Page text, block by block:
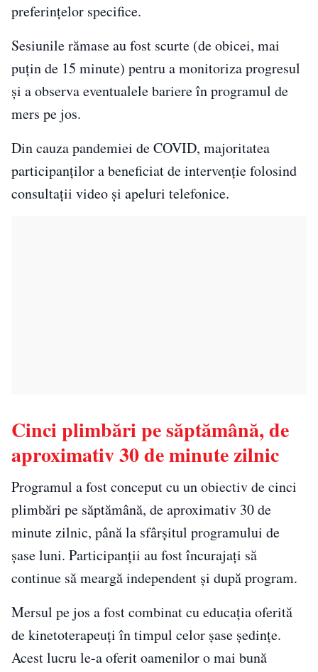
preferințelor specifice.
Sesiunile rămase au fost scurte (de obicei, mai
puțin de 15 minute) pentru a monitoriza progresul
și a observa eventualele bariere în programul de
mers pe jos.
Din cauza pandemiei de COVID, majoritatea
participanților a beneficiat de intervenție folosind
consultații video și apeluri telefonice.
Cinci plimbări pe săptămână, de
aproximativ 30 de minute zilnic
Programul a fost conceput cu un obiectiv de cinci
plimbări pe săptămână, de aproximativ 30 de
minute zilnic, până la sfârșitul programului de
șase luni. Participanții au fost încurajați să
continue să meargă independent și după program.
Mersul pe jos a fost combinat cu educația oferită
de kinetoterapeuți în timpul celor șase ședințe.
Acest lucru le-a oferit oamenilor o mai bună